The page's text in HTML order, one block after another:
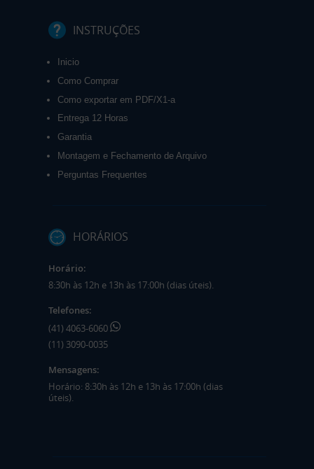
INSTRUÇÕES
Inicio
Como Comprar
Como exportar em PDF/X1-a
Entrega 12 Horas
Garantia
Montagem e Fechamento de Arquivo
Perguntas Frequentes
HORÁRIOS
Horário:
8:30h às 12h e 13h às 17:00h (dias úteis).
Telefones:
(41) 4063-6060
(11) 3090-0035
Mensagens:
Horário: 8:30h às 12h e 13h às 17:00h (dias
úteis).